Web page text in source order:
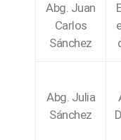
Abg. Juan
Carlos
Sánchez
Abg. Julia
Sánchez